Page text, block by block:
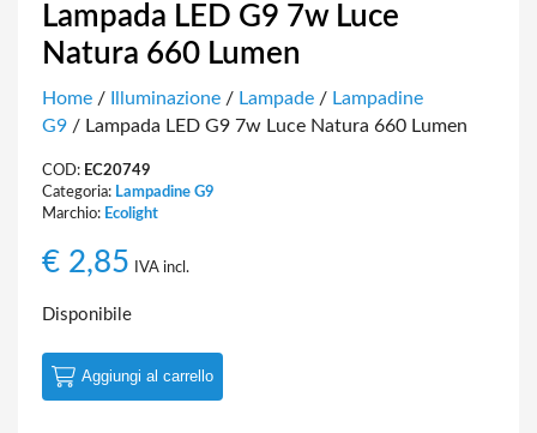
Lampada LED G9 7w Luce
Natura 660 Lumen
Home / Illuminazione / Lampade / Lampadine
G9 / Lampada LED G9 7w Luce Natura 660 Lumen
COD: EC20749
Categoria: Lampadine G9
Marchio: Ecolight
€ 2,85 IVA incl.
Disponibile
Aggiungi al carrello